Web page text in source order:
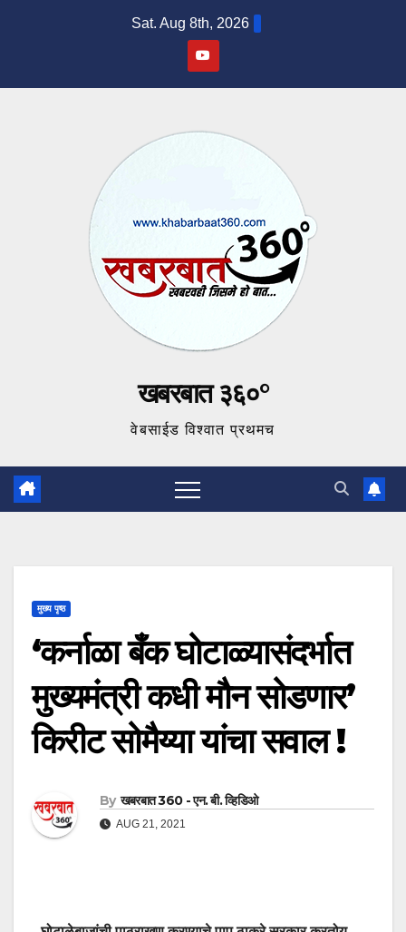
Sat. Aug 8th, 2026
खबरबात ३६०°
वेबसाईड विश्वात प्रथमच
मुख्य पृष्ठ
‘कर्नाळा बँक घोटाळ्यासंदर्भात
मुख्यमंत्री कधी मौन सोडणार’
किरीट सोमैय्या यांचा सवाल !
By खबरबात 360 - एन. बी. व्हिडिओ
AUG 21, 2021